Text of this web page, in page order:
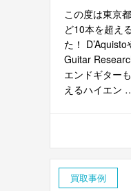
この度は東京
ど10本を超え
た！
Guitar
エンドギター
えるハイエン
買取事例